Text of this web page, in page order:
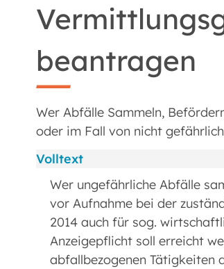
beantragen
Wer Abfälle Sammeln,
oder im Fall von nicht
Volltext
Wer ungefährliche Abfälle
vor Aufnahme bei der
2014 auch für sog.
Anzeigepflicht soll erreicht
abfallbezogenen Tätigkeiten